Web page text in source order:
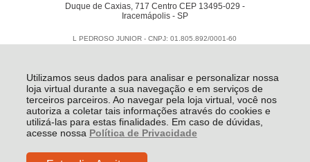
Utilizamos seus dados para analisar e personalizar nossa
loja virtual durante a sua navegação e em serviços de
terceiros parceiros. Ao navegar pela loja virtual, você nos
autoriza a coletar tais informações através do cookies e
utilizá-las para estas finalidades. Em caso de dúvidas,
acesse nossa Política de Privacidade
Duque de Caxias, 717 Centro CEP 13495-029 -
Iracemápolis - SP
L PEDROSO JUNIOR - CNPJ: 01.805.892/0001-60